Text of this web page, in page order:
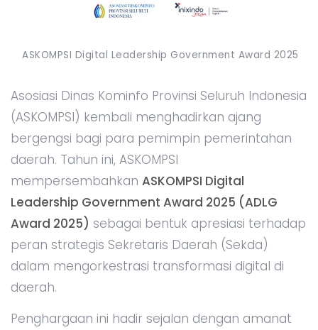
ASKOMPSI Digital Leadership Government Award 2025
Asosiasi Dinas Kominfo Provinsi Seluruh Indonesia
(ASKOMPSI) kembali menghadirkan ajang
bergengsi bagi para pemimpin pemerintahan
daerah. Tahun ini, ASKOMPSI
mempersembahkan ASKOMPSI Digital
Leadership Government Award 2025 (ADLG
Award 2025) sebagai bentuk apresiasi terhadap
peran strategis Sekretaris Daerah (Sekda)
dalam mengorkestrasi transformasi digital di
daerah.
Penghargaan ini hadir sejalan dengan amanat